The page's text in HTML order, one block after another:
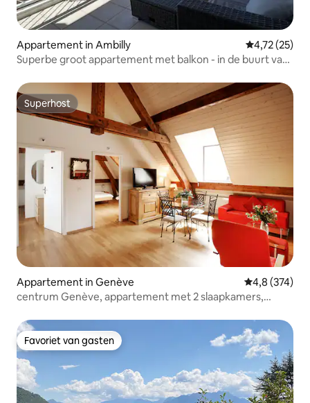
Appartement in Ambilly Gemiddelde
4,72 (25)
Superbe groot appartement met balkon - in de buurt van
Superhost
Superhost
Appartement in Genève Gemiddelde
4,8 (374)
centrum Genève, appartement met 2 slaapkamers,
Favoriet van gasten
Favoriet van gasten